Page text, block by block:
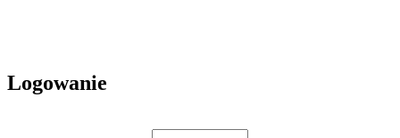
Logowanie